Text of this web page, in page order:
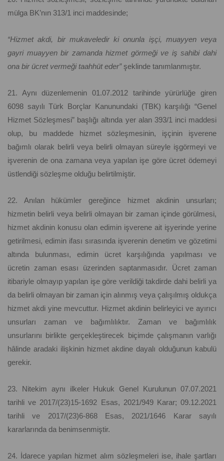
mülga BK’nın 313/1 inci maddesinde;
“Hizmet akdi, bir mukaveledir ki onunla işçi, muayyen veya
gayri muayyen bir zamanda hizmet görmeği ve iş sahibi dahi
ona bir ücret vermeği taahhüt eder”şeklinde tanımlanmıştır.
21. Aynı düzenlemenin 01.07.2012 tarihinde yürürlüğe giren
6098 sayılı Türk Borçlar Kanunundaki (TBK) karşılığı “Genel
Hizmet Sözleşmesi” başlığı altında yer alan 393/1 inci maddesi
olup, bu maddede hizmet sözleşmesinin, işçinin işverene
bağımlı olarak belirli veya belirli olmayan süreyle işgörmeyi ve
işverenin de ona zamana veya yapılan işe göre ücret ödemeyi
üstlendiği sözleşme olduğu belirtilmiştir.
22. Anılan hükümler gereğince hizmet akdinin unsurları;
hizmetin belirli veya belirli olmayan bir zaman içinde görülmesi,
hizmet akdinin konusu olan edimin işverene ait işyerinde yerine
getirilmesi, edimin ifası sırasında işverenin denetim ve gözetimi
altında bulunması, edimin ücret karşılığında yapılması ve
ücretin zaman esası üzerinden saptanmasıdır. Ücret zaman
itibariyle olmayıp yapılan işe göre verildiği takdirde dahi belirli ya
da belirli olmayan bir zaman için alınmış veya çalışılmış oldukça
hizmet akdi yine mevcuttur. Hizmet akdinin belirleyici ve ayırıcı
unsurları zaman ve bağımlılıktır. Zaman ve bağımlılık
unsurlarını birlikte gerçekleştirecek biçimde çalışmanın varlığı
hâlinde aradaki ilişkinin hizmet akdine dayalı olduğunun kabulü
gerekir.
23. Nitekim aynı ilkeler Hukuk Genel Kurulunun 07.07.2021
tarihli ve 2017/(23)15-1692 Esas, 2021/949 Karar; 09.12.2021
tarihli ve 2017/(23)6-868 Esas, 2021/1646 Karar sayılı
kararlarında da benimsenmiştir.
24. İdarece yapılan hizmet alım sözleşmeleri ise, ihale şartları